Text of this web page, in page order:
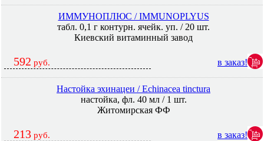
ИММУНОПЛЮС / IMMUNOPLYUS
табл. 0,1 г контурн. ячейк. уп. / 20 шт.
Киевский витаминный завод
592 руб. в заказ!
Настойка эхинацеи / Echinacea tinctura
настойка, фл. 40 мл / 1 шт.
Житомирская ФФ
213 руб. в заказ!